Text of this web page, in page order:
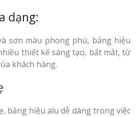
dạng:
sơn màu phong phú, bảng hiệu
thiết kế sáng tạo, bắt mắt, từ
khách hàng.
bảng hiệu alu dễ dàng trong việc